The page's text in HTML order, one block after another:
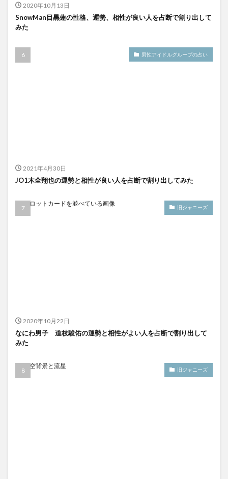
2020年10月13日
SnowMan目黒蓮の性格、運勢、相性が良い人を占断で割り出して
みた
男性アイドルグループの占い
2021年4月30日
JO1木全翔也の運勢と相性が良い人を占断で割り出してみた
旧ジャニーズ
2020年10月22日
なにわ男子 道枝駿佑の運勢と相性がよい人を占断で割り出して
みた
旧ジャニーズ